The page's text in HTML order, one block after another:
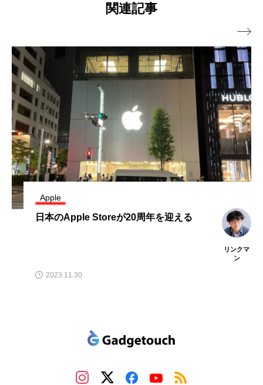
関連記事
Apple
日本のApple Storeが20周年を迎える
リンクマ
ン
2023.11.30
